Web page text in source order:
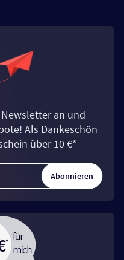
an und
Als Dankeschön
über 10 €*
Abonnieren